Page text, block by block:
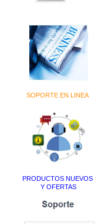
SOPORTE EN LINEA
PRODUCTOS NUEVOS
Y OFERTAS